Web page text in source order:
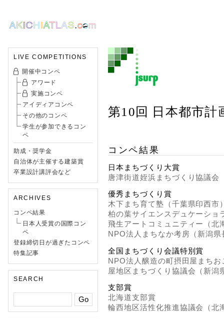
LIVE COMPETITIONS
開催中コンペ
アワード
実施コンペ
アイディアコンペ
その他のコンペ
学生が参加できるコン
ペ
助成・奨学金
自治体が主催する建築賞
卒業設計講評会など
ARCHIVES
コンペ結果
日本人受賞の国際コン
ペ
登録締切日が過ぎたコンペ
特集記事
SEARCH
第10回 日本都市計
コンペ結果
日本まちづくり大賞
唐津街道姪浜まちづくり協議会
優秀まちづくり賞
木下まち育て塾（千葉県印西市
柏の葉サイエンスデュケーショ
飛生アートコミュニティー（北
NPO法人まちなか考房（新潟県
全国まちづくり会議特別賞
NPO法人醸造の町摂田屋まち
屋地区まちづくり協議会（新潟
支部賞
北海道支部賞
輪西地区活性化推進協議会（北